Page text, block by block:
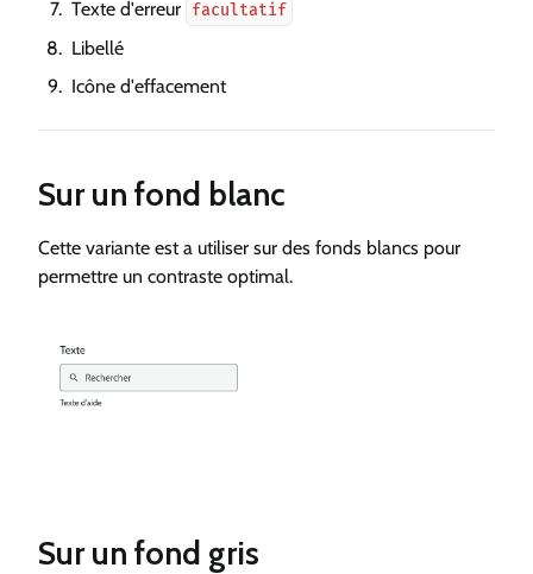
Texte d'erreur facultatif
Libellé
Icône d'effacement
Sur un fond blanc
Cette variante est a utiliser sur des fonds blancs pour
permettre un contraste optimal.
Sur un fond gris